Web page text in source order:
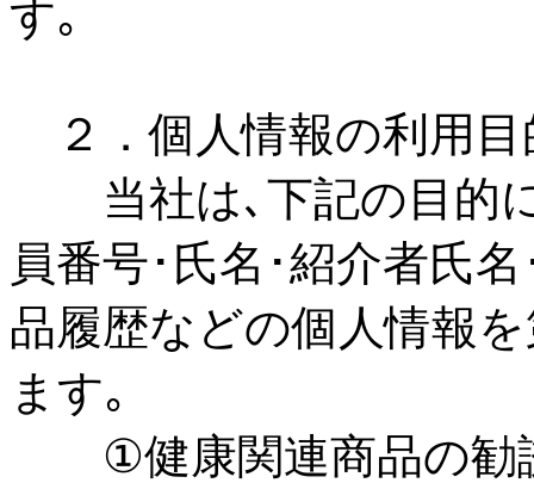
す｡
２．個人情報の利用目
当社は､下記の目的に
員番号･氏名･紹介者氏
品履歴などの個人情報
ます｡
①健康関連商品の勧誘